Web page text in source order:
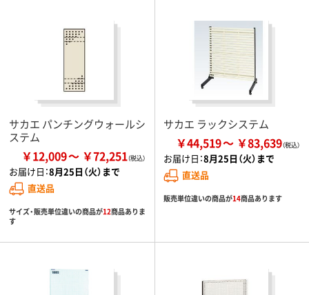
サカエ パンチングウォールシ
ステム
￥12,009 ￥72,251
お届け日：8月25日（火）まで
直送品
サイズ・販売単位違いの商品が12商品ありま
す
サカエ ラックシステム
￥44,519 ￥83,639
お届け日：8月25日（火）まで
直送品
販売単位違いの商品が14商品あります